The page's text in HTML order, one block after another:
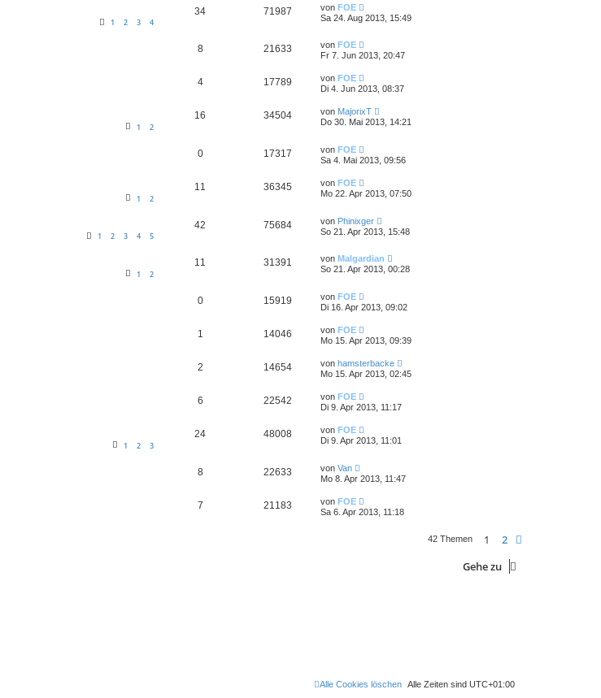
1 2 3 4
34 71987 von FOE
Sa 24. Aug 2013, 15:49
8 21633 von FOE
Fr 7. Jun 2013, 20:47
4 17789 von FOE
Di 4. Jun 2013, 08:37
1 2
16 34504 von MajorixT
Do 30. Mai 2013, 14:21
0 17317 von FOE
Sa 4. Mai 2013, 09:56
1 2
11 36345 von FOE
Mo 22. Apr 2013, 07:50
1 2 3 4 5
42 75684 von Phinixger
So 21. Apr 2013, 15:48
1 2
11 31391 von Malgardian
So 21. Apr 2013, 00:28
0 15919 von FOE
Di 16. Apr 2013, 09:02
1 14046 von FOE
Mo 15. Apr 2013, 09:39
2 14654 von hamsterbacke
Mo 15. Apr 2013, 02:45
6 22542 von FOE
Di 9. Apr 2013, 11:17
1 2 3
24 48008 von FOE
Di 9. Apr 2013, 11:01
8 22633 von Van
Mo 8. Apr 2013, 11:47
7 21183 von FOE
Sa 6. Apr 2013, 11:18
42 Themen 1 2
Gehe zu
Alle Zeiten sind UTC+01:00
Alle Cookies löschen